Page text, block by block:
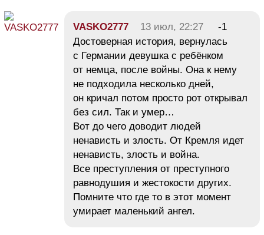
VASKO2777 13 июл, 22:27
-1
Достоверная история, вернулась
с Германии девушка с ребёнком
от немца, после войны. Она к нему
не подходила несколько дней,
он кричал потом просто рот открывал
без сил. Так и умер…
Вот до чего доводит людей
ненависть и злость. От Кремля идет
ненависть, злость и война.
Все преступления от преступного
равнодушия и жестокости других.
Помните что где то в этот момент
умирает маленький ангел.